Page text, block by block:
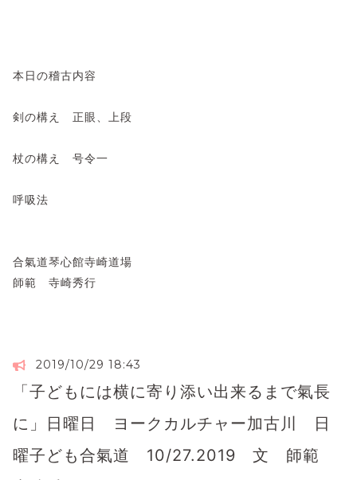
本日の稽古内容
剣の構え 正眼、上段
杖の構え 号令一
呼吸法
合氣道琴心館寺崎道場
師範 寺崎秀行
2019/10/29 18:43
「子どもには横に寄り添い出来るまで氣長
に」日曜日 ヨークカルチャー加古川 日
曜子ども合氣道 10/27.2019 文 師範